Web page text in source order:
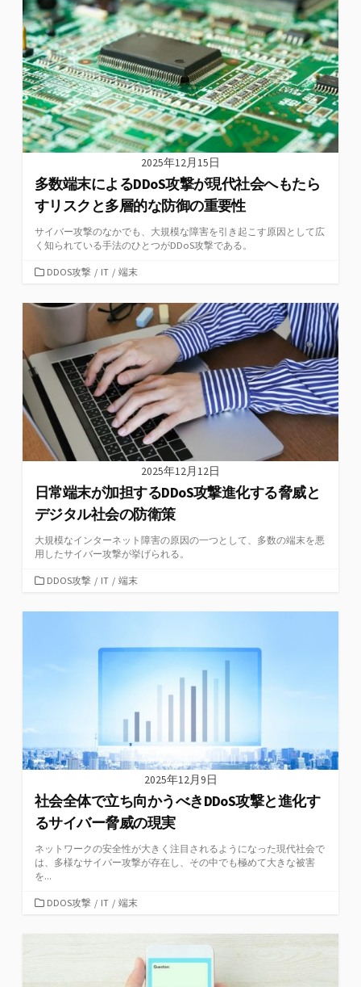
リ
ー
2025年12月15日
多数端末によるDDoS攻撃が現代社会へもたら
すリスクと多層的な防御の重要性
サイバー攻撃のなかでも、大規模な障害を引き起こす原因として広
く知られている手法のひとつがDDoS攻撃である。
カ
ゴ
DDOS攻撃 / IT / 端末
2025年12月12日
日常端末が加担するDDoS攻撃進化する脅威と
デジタル社会の防衛策
大規模なインターネット障害の原因の一つとして、多数の端末を悪
用したサイバー攻撃が挙げられる。
カ
ゴ
DDOS攻撃 / IT / 端末
2025年12月9日
社会全体で立ち向かうべきDDoS攻撃と進化す
るサイバー脅威の現実
ネットワークの安全性が大きく注目されるようになった現代社会で
は、多様なサイバー攻撃が存在し、その中でも極めて大きな被害
を...
カDDOS攻撃 / IT / 端末